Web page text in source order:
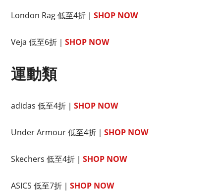
London Rag 低至4折｜SHOP NOW
Veja 低至6折｜SHOP NOW
運動類
adidas 低至4折｜SHOP NOW
Under Armour 低至4折｜SHOP NOW
Skechers 低至4折｜SHOP NOW
ASICS 低至7折｜SHOP NOW